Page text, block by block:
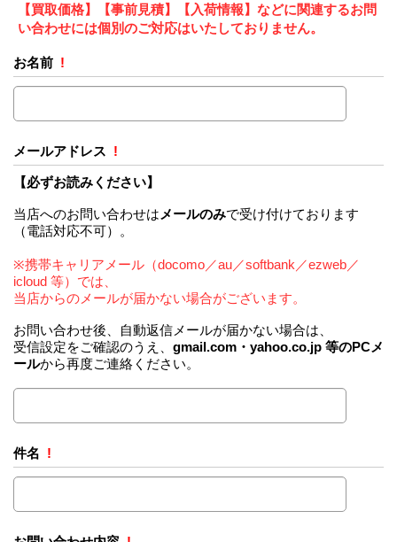
【買取価格】【事前見積】【入荷情報】などに関連するお問
い合わせには個別のご対応はいたしておりません。
お名前 !
メールアドレス !
【必ずお読みください】
当店へのお問い合わせは メールのみで受け付けております
（電話対応不可）。
※携帯キャリアメール（docomo／au／softbank／ezweb／
icloud 等）では、
当店からのメールが届かない場合がございます。
お問い合わせ後、自動返信メールが届かない場合は、
受信設定をご確認のうえ、 gmail.com・yahoo.co.jp 等のPCメ
ールから再度ご連絡ください。
件名 !